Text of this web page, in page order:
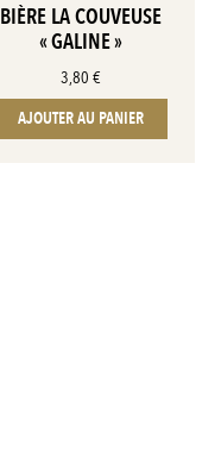
BIÈRE LA COUVEUSE
« GALINE »
3,80 €
AJOUTER AU PANIER